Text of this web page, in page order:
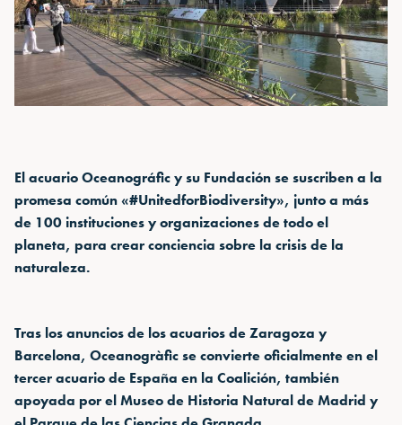
El acuario Oceanográfic y su Fundación se suscriben a la
promesa común «#UnitedforBiodiversity», junto a más
de 100 instituciones y organizaciones de todo el
planeta, para crear conciencia sobre la crisis de la
naturaleza.
Tras los anuncios de los acuarios de Zaragoza y
Barcelona, Oceanogràfic se convierte oficialmente en el
tercer acuario de España en la Coalición, también
apoyada por el Museo de Historia Natural de Madrid y